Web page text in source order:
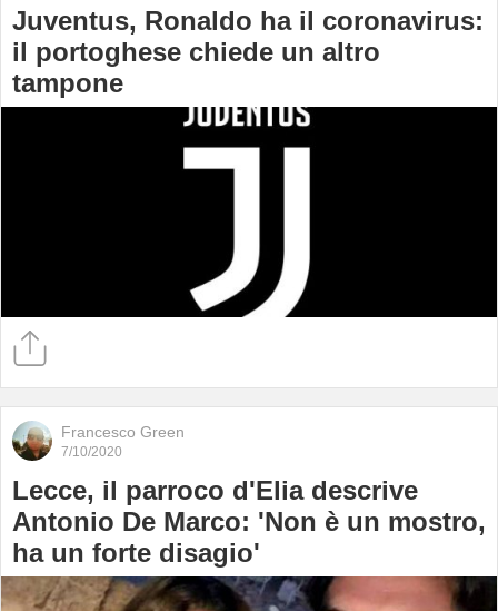
Juventus, Ronaldo ha il coronavirus:
il portoghese chiede un altro
tampone
Francesco Green
7/10/2020
Lecce, il parroco d'Elia descrive
Antonio De Marco: 'Non è un mostro,
ha un forte disagio'